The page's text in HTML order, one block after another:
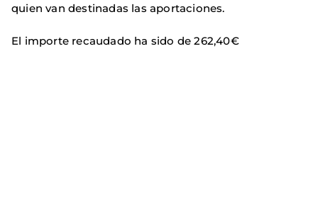
quien van destinadas las aportaciones.
El importe recaudado ha sido de 262,40€